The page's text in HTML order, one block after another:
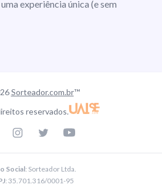
experiência única (e sem
Sorteador.com.br™
reservados.
Social: Sorteador Ltda.
: 35.701.316/0001-95